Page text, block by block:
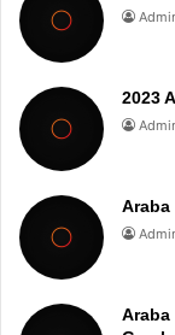
2023
Araba
Araba